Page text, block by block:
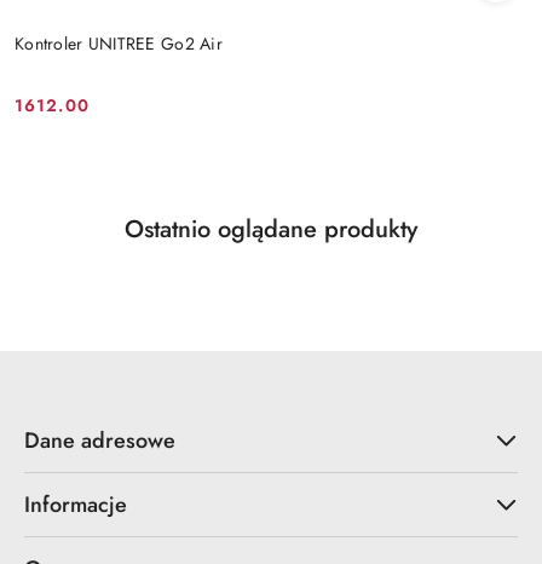
Kontroler UNITREE Go2 Air
Cena:
1612.00
Pomiń karuzelę produktów
Produkty
Ostatnio oglądane produkty
Dane adresowe
Informacje